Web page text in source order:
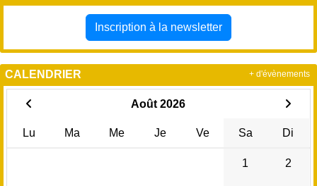
Inscription à la newsletter
CALENDRIER
Août 2026
Lu Ma Me Je Ve Sa Di
1 2
+ d'évènements